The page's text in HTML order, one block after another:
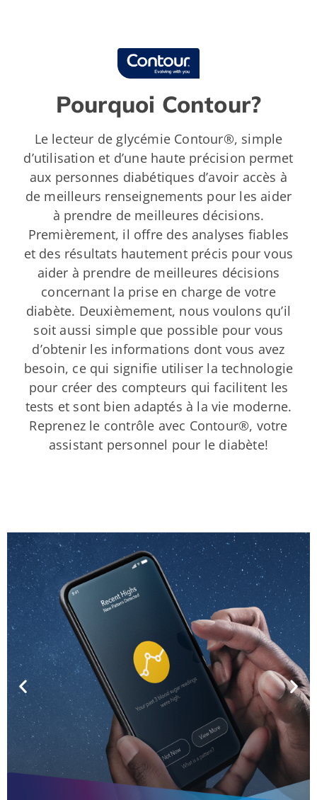
Pourquoi Contour?
Le lecteur de glycémie Contour®, simple
d’utilisation et d’une haute précision permet
aux personnes diabétiques d’avoir accès à
de meilleurs renseignements pour les aider
à prendre de meilleures décisions.
Premièrement, il offre des analyses fiables
et des résultats hautement précis pour vous
aider à prendre de meilleures décisions
concernant la prise en charge de votre
diabète. Deuxièmement, nous voulons qu’il
soit aussi simple que possible pour vous
d’obtenir les informations dont vous avez
besoin, ce qui signifie utiliser la technologie
pour créer des compteurs qui facilitent les
tests et sont bien adaptés à la vie moderne.
Reprenez le contrôle avec Contour®, votre
assistant personnel pour le diabète!